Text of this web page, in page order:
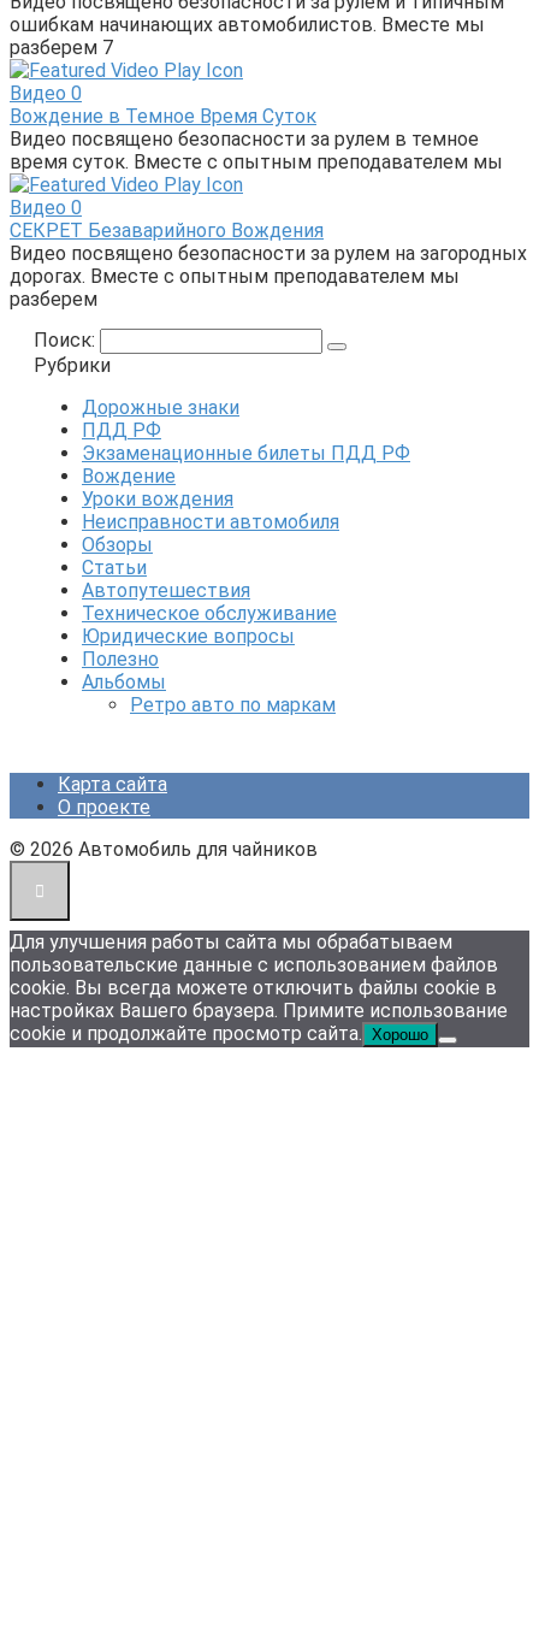
ошибкам начинающих автомобилистов. Вместе мы
разберем 7
Видео 0
Вождение в Темное Время Суток
Видео посвящено безопасности за рулем в темное
время суток. Вместе с опытным преподавателем мы
Видео 0
СЕКРЕТ Безаварийного Вождения
Видео посвящено безопасности за рулем на загородных
дорогах. Вместе с опытным преподавателем мы
разберем
Поиск:
Рубрики
Дорожные знаки
ПДД РФ
Экзаменационные билеты ПДД РФ
Вождение
Уроки вождения
Неисправности автомобиля
Обзоры
Статьи
Автопутешествия
Техническое обслуживание
Юридические вопросы
Полезно
Альбомы
Ретро авто по маркам
Карта сайта
О проекте
© 2026 Автомобиль для чайников
Для улучшения работы сайта мы обрабатываем
пользовательские данные с использованием файлов
cookie. Вы всегда можете отключить файлы cookie в
настройках Вашего браузера. Примите использование
cookie и продолжайте просмотр сайта. Хорошо